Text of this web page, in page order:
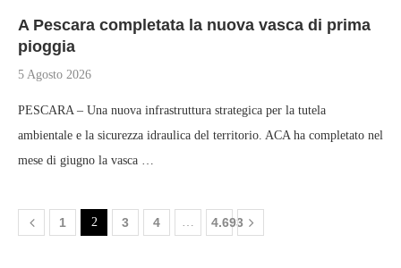
A Pescara completata la nuova vasca di prima
pioggia
5 Agosto 2026
PESCARA – Una nuova infrastruttura strategica per la tutela
ambientale e la sicurezza idraulica del territorio. ACA ha completato nel
mese di giugno la vasca …
1 2 3 4 … 4.693